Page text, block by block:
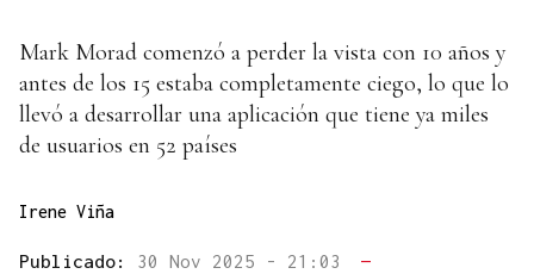
Mark Morad comenzó a perder la vista con 10 años y
antes de los 15 estaba completamente ciego, lo que lo
llevó a desarrollar una aplicación que tiene ya miles
de usuarios en 52 países
Irene Viña
Publicado: 30 Nov 2025 - 21:03
—